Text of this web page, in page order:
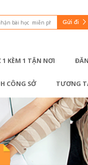
1 KÈM 1 TẬN NƠI
CÔNG SỞ TƯƠNG